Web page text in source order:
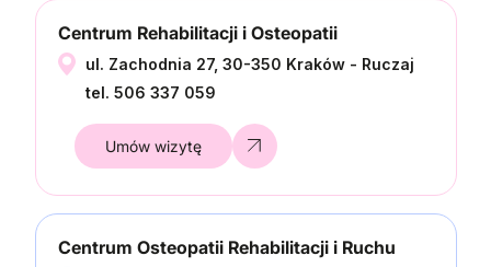
Centrum Rehabilitacji i Osteopatii
ul. Zachodnia 27, 30-350 Kraków - Ruczaj
tel. 506 337 059
Umów wizytę
Centrum Osteopatii Rehabilitacji i Ruchu